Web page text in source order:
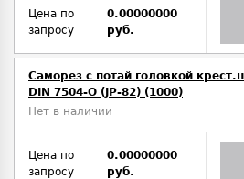
Цена по
запросу
0.00000000
руб.
Саморез с потай головкой
DIN 7504-O (JP-82) (1000)
Нет в наличии
Цена по
запросу
0.00000000
руб.